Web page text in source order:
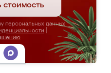
стоимость
персональных данных